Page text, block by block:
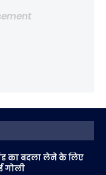
का बदला लेने के लिए
गोली